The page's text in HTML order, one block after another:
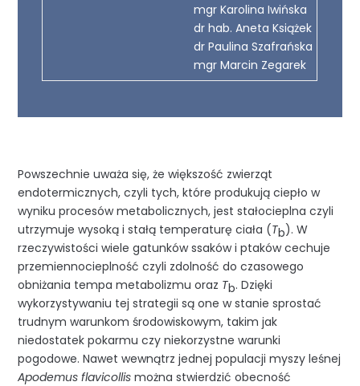
mgr Karolina Iwińska
dr hab. Aneta Książek
dr Paulina Szafrańska
mgr Marcin Zegarek
Powszechnie uważa się, że większość zwierząt
endotermicznych, czyli tych, które produkują ciepło w
wyniku procesów metabolicznych, jest stałocieplna czyli
utrzymuje wysoką i stałą temperaturę ciała (Tb). W
rzeczywistości wiele gatunków ssaków i ptaków cechuje
przemiennocieplność czyli zdolność do czasowego
obniżania tempa metabolizmu oraz Tb. Dzięki
wykorzystywaniu tej strategii są one w stanie sprostać
trudnym warunkom środowiskowym, takim jak
niedostatek pokarmu czy niekorzystne warunki
pogodowe. Nawet wewnątrz jednej populacji myszy leśnej
Apodemus flavicollis można stwierdzić obecność